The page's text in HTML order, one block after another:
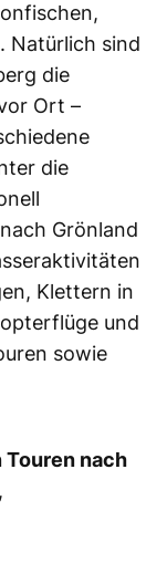
Natürlich sind
die
Ort –
die
Grönland
Klettern in
und
sowie
nach
,